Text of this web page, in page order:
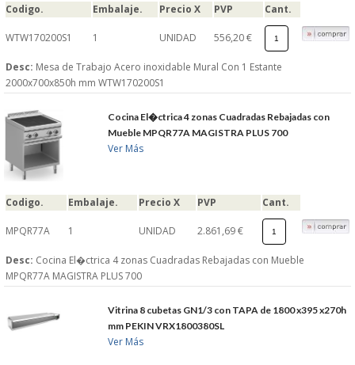
Codigo. Embalaje. Precio X PVP Cant.
WTW170200S1 1 UNIDAD 556,20 €
Desc: Mesa de Trabajo Acero inoxidable Mural Con 1 Estante
2000x700x850h mm WTW170200S1
Cocina El�ctrica 4 zonas Cuadradas Rebajadas con
Mueble MPQR77A MAGISTRA PLUS 700
Ver Más
Codigo. Embalaje. Precio X PVP Cant.
MPQR77A 1 UNIDAD 2.861,69 €
Desc: Cocina El�ctrica 4 zonas Cuadradas Rebajadas con Mueble
MPQR77A MAGISTRA PLUS 700
Vitrina 8 cubetas GN1/3 con TAPA de 1800 x395 x270h
mm PEKIN VRX1800380SL
Ver Más